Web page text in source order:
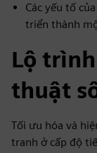
Các yếu tố
triển thành
Lộ
thuật
Tối ưu hóa và
tranh ở cấp độ